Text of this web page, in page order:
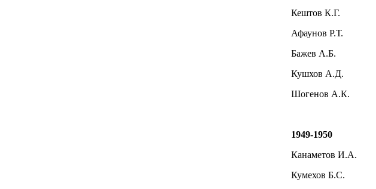
Кештов К.Г.
Афаунов Р.Т.
Бажев А.Б.
Кушхов А.Д.
Шогенов А.К.
1949-1950
Канаметов И.А.
Кумехов Б.С.